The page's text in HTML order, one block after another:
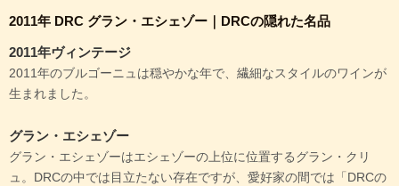
2011年 DRC グラン・エシェゾー｜DRCの隠れた名品
2011年ヴィンテージ
2011年のブルゴーニュは穏やかな年で、繊細なスタイルのワインが
生まれました。
グラン・エシェゾー
グラン・エシェゾーはエシェゾーの上位に位置するグラン・クリ
ュ。DRCの中では目立たない存在ですが、愛好家の間では「DRCの